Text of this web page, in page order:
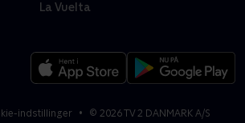
La Vuelta
indstillinger © 2026TV 2 DANMARK A/S